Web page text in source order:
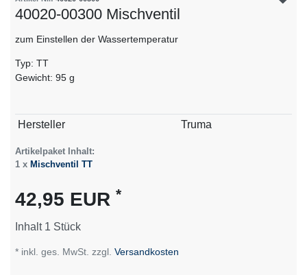
40020-00300 Mischventil
zum Einstellen der Wassertemperatur
Typ: TT
Gewicht: 95 g
Technisches
Wert
Hersteller Truma
Artikelpaket Inhalt:
1 x Mischventil TT
42,95 EUR *
Inhalt 1 Stück
* inkl. ges. MwSt. zzgl. Versandkosten